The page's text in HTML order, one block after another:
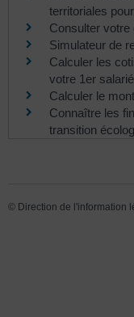
territoriales
Consulter votre
Simulateur de
Calculer les
votre 1er salarié
Calculer le
Connaître les
transition
© Direction de l'information